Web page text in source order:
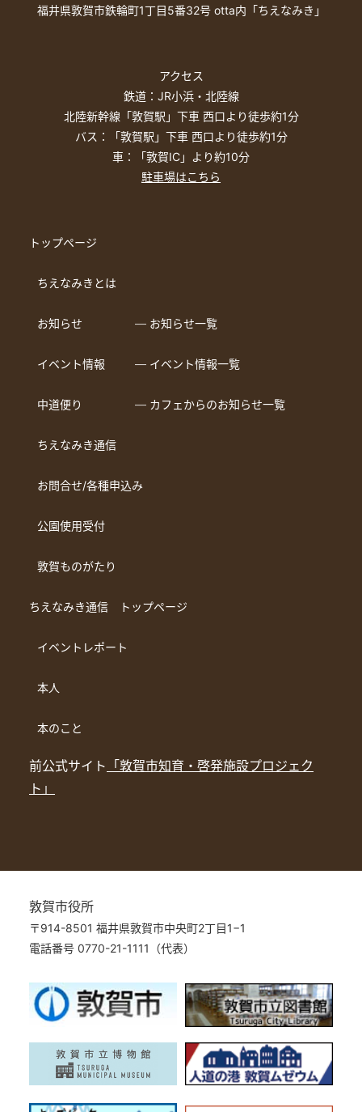
福井県敦賀市鉄輪町1丁目5番32号 otta内「ちえなみき」
アクセス
鉄道：JR小浜・北陸線
北陸新幹線「敦賀駅」下車 西口より徒歩約1分
バス：「敦賀駅」下車 西口より徒歩約1分
車：「敦賀IC」より約10分
駐車場はこちら
トップページ
ちえなみきとは
お知らせ ― お知らせ一覧
イベント情報 ― イベント情報一覧
中道便り ― カフェからのお知らせ一覧
ちえなみき通信
お問合せ/各種申込み
公園使用受付
敦賀ものがたり
ちえなみき通信 トップページ
イベントレポート
本人
本のこと
前公式サイト 「敦賀市知育・啓発施設プロジェク
ト」
敦賀市役所
〒914-8501 福井県敦賀市中央町2丁目1−1
電話番号 0770-21-1111（代表）